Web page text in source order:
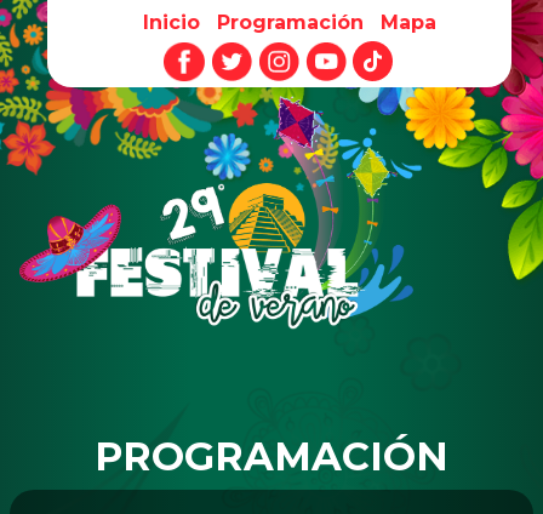
Pasar al contenido principal
Inicio Programación Mapa
PROGRAMACIÓN